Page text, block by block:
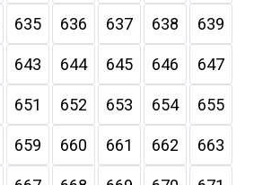
635 636 637 638 639
643 644 645 646 647
651 652 653 654 655
659 660 661 662 663